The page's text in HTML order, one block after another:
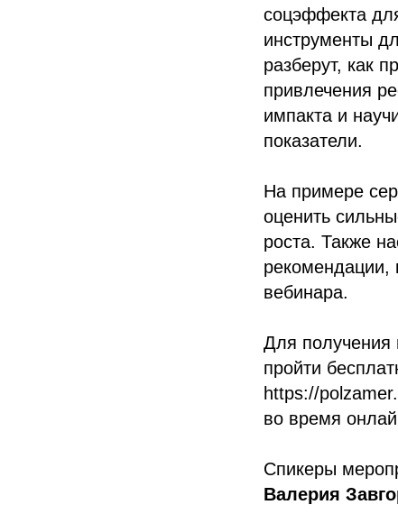
соцэффекта
инструменты
разберут, как
привлечения
импакта и
показатели.
На примере
оценить
роста. Также
рекомендации,
вебинара.
Для получения
пройти
https://
во время
Спикеры
Валерия